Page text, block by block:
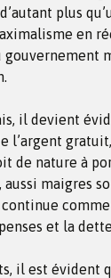
plus
en
il devient
l’argent
de nature à
aussi maigres
et la
il est évident